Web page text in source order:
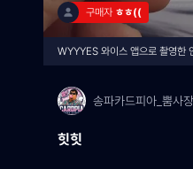
구매자 ㅎㅎ((
WYYYES 와이스 앱으로 촬영한
송파카드피아_뿜사장
힛힛